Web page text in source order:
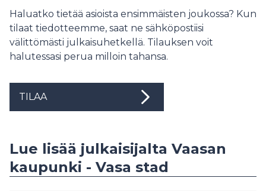
Haluatko tietää asioista ensimmäisten joukossa? Kun
tilaat tiedotteemme, saat ne sähköpostiisi
välittömästi julkaisuhetkellä. Tilauksen voit
halutessasi perua milloin tahansa.
TILAA
Lue lisää julkaisijalta Vaasan
kaupunki - Vasa stad